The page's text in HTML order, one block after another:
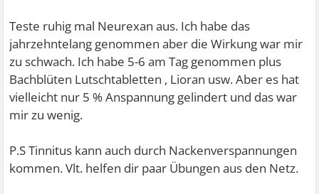
Teste ruhig mal Neurexan aus. Ich habe das
jahrzehntelang genommen aber die Wirkung war mir
zu schwach. Ich habe 5-6 am Tag genommen plus
Bachblüten Lutschtabletten , Lioran usw. Aber es hat
vielleicht nur 5 % Anspannung gelindert und das war
mir zu wenig.
P.S Tinnitus kann auch durch Nackenverspannungen
kommen. Vlt. helfen dir paar Übungen aus den Netz.